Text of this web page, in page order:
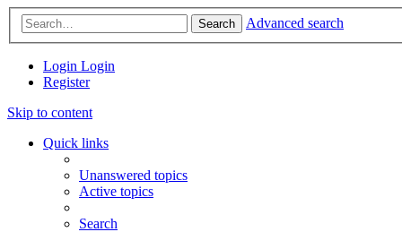
Search Advanced search
Login Login
Register
Skip to content
Quick links
Unanswered topics
Active topics
Search